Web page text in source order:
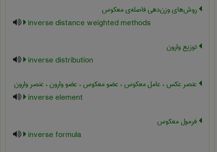
روش‌های وزن‌دهی فاصله‌ی معکوس
Inverse distance weighted methods
توزیع وارون
inverse distribution
عنصر عکس ، عامل معکوس ، عضو معکوس ، عضو وارون ، عنصر وارون
inverse element
فرمول معکوس
inverse formula